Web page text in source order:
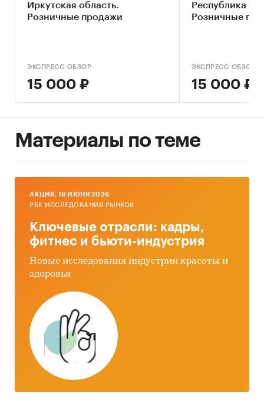
Иркутская область.
Розничные продажи
ЭКСПРЕСС-ОБЗОР
15 000 ₽
Республика
Розничные
ЭКСПРЕСС-ОБЗОР
15 000 ₽
Материалы по теме
AКЦИЯ, 19 ИЮНЯ 2026
РБК ИССЛЕДОВАНИЯ РЫНКОВ
Ключевые отрасли: кадры,
фитнес и бьюти-индустрия
Новые исследования индустрии красоты и
здоровья